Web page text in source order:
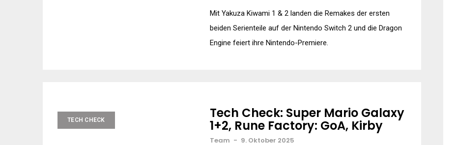
Mit Yakuza Kiwami 1 & 2 landen die Remakes der ersten
beiden Serienteile auf der Nintendo Switch 2 und die Dragon
Engine feiert ihre Nintendo-Premiere.
TECH CHECK Tech Check: Super Mario Galaxy
1+2, Rune Factory: GoA, Kirby
Team - 9. Oktober 2025